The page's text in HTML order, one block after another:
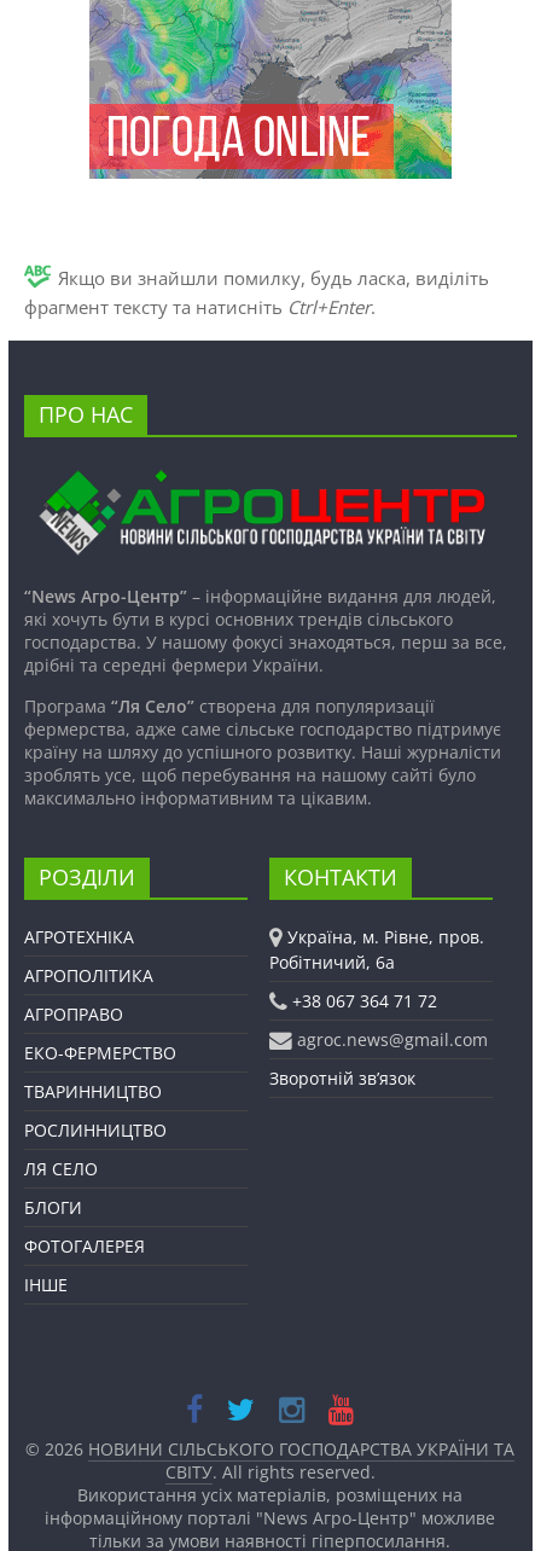
Якщо ви знайшли помилку, будь ласка, виділіть
фрагмент тексту та натисніть Ctrl+Enter.
ПРО НАС
“News Агро-Центр”– інформаційне видання для людей,
які хочуть бути в курсі основних трендів сільського
господарства. У нашому фокусі знаходяться, перш за все,
дрібні та середні фермери України.
Програма “Ля Село”створена для популяризації
фермерства, адже саме сільське господарство підтримує
країну на шляху до успішного розвитку. Наші журналісти
зроблять усе, щоб перебування на нашому сайті було
максимально інформативним та цікавим.
РОЗДІЛИ
АГРОТЕХНІКА
АГРОПОЛІТИКА
АГРОПРАВО
ЕКО-ФЕРМЕРСТВО
ТВАРИННИЦТВО
РОСЛИННИЦТВО
ЛЯ СЕЛО
БЛОГИ
ФОТОГАЛЕРЕЯ
ІНШЕ
КОНТАКТИ
Україна, м. Рівне, пров.
Робітничий, 6а
+38 067 364 71 72
agroc.news@gmail.com
Зворотній зв’язок
© 2026 НОВИНИ СІЛЬСЬКОГО ГОСПОДАРСТВА УКРАЇНИ ТА
СВІТУ. All rights reserved.
Використання усіх матеріалів, розміщених на
інформаційному порталі "News Агро-Центр" можливе
тільки за умови наявності гіперпосилання.